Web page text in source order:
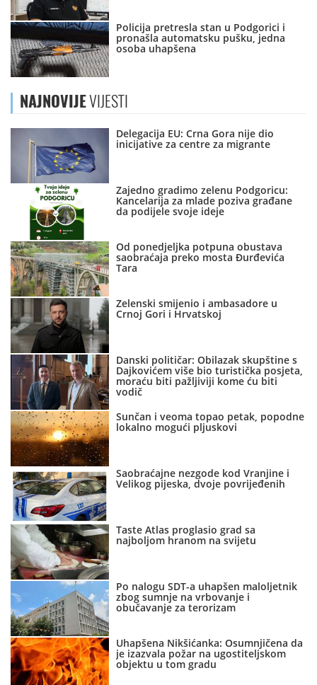
Policija pretresla stan u Podgorici i
pronašla automatsku pušku, jedna
osoba uhapšena
NAJNOVIJEVIJESTI
Delegacija EU: Crna Gora nije dio
inicijative za centre za migrante
Zajedno gradimo zelenu Podgoricu:
Kancelarija za mlade poziva građane
da podijele svoje ideje
Od ponedjeljka potpuna obustava
saobraćaja preko mosta Đurđevića
Tara
Zelenski smijenio i ambasadore u
Crnoj Gori i Hrvatskoj
Danski političar: Obilazak skupštine s
Dajkovićem više bio turistička posjeta,
moraću biti pažljiviji kome ću biti
vodič
Sunčan i veoma topao petak, popodne
lokalno mogući pljuskovi
Saobraćajne nezgode kod Vranjine i
Velikog pijeska, dvoje povrijeđenih
Taste Atlas proglasio grad sa
najboljom hranom na svijetu
Po nalogu SDT-a uhapšen maloljetnik
zbog sumnje na vrbovanje i
obučavanje za terorizam
Uhapšena Nikšićanka: Osumnjičena da
je izazvala požar na ugostiteljskom
objektu u tom gradu